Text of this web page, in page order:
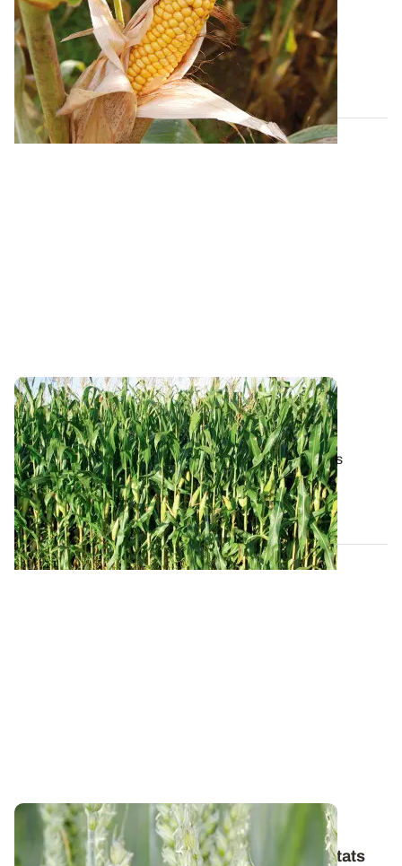
expérimentées en 2025
Découvrez, par région et par groupe de précocité, le
comportement des variétés de maïs...
05 DÉC. 2025
Maïs fourrage : les résultats complets des
variétés expérimentées en 2025
Retrouvez, par région et par groupe de précocité, les
performances des variétés de maïs...
04 DÉC. 2025
PAYS DE LA LOIRE
Variétés de blé tendre : les premiers résultats